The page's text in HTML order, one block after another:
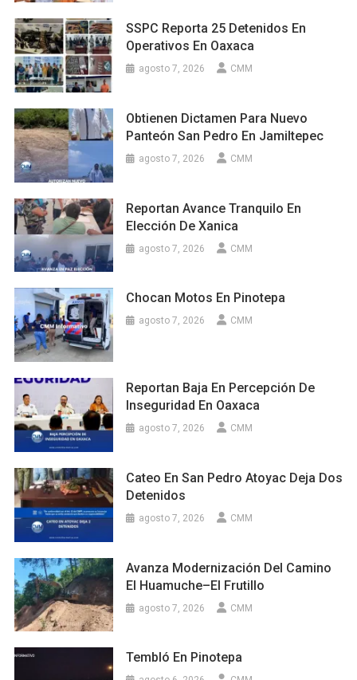
SSPC Reporta 25 Detenidos En
Operativos En Oaxaca
agosto 7, 2026 CMM
Obtienen Dictamen Para Nuevo
Panteón San Pedro En Jamiltepec
agosto 7, 2026 CMM
Reportan Avance Tranquilo En
Elección De Xanica
agosto 7, 2026 CMM
Chocan Motos En Pinotepa
agosto 7, 2026 CMM
Reportan Baja En Percepción De
Inseguridad En Oaxaca
agosto 7, 2026 CMM
Cateo En San Pedro Atoyac Deja Dos
Detenidos
agosto 7, 2026 CMM
Avanza Modernización Del Camino
El Huamuche–El Frutillo
agosto 7, 2026 CMM
Tembló En Pinotepa